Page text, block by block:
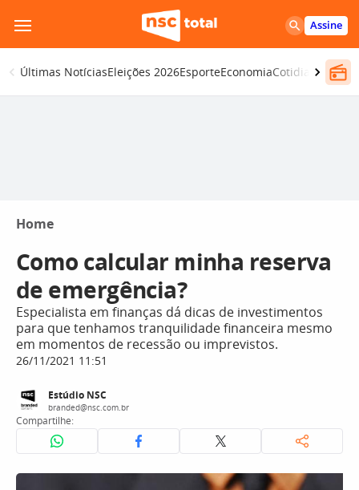
para
o
conteúdo
Assine
Últimas NotíciasEleições 2026EsporteEconomiaCotidiano
Home
Como calcular minha reserva
de emergência?
Especialista em finanças dá dicas de investimentos
para que tenhamos tranquilidade financeira mesmo
em momentos de recessão ou imprevistos.
26/11/2021 11:51
Estúdio NSC
branded@nsc.com.br
Compartilhe: